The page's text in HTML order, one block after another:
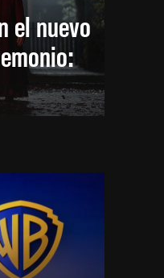
el nuevo